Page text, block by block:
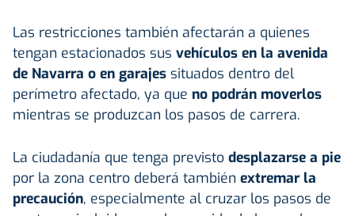
Las restricciones también afectarán a quienes
tengan estacionados sus vehículos en la avenida
de Navarra o en garajes situados dentro del
perímetro afectado, ya que no podrán moverlos
mientras se produzcan los pasos de carrera.
La ciudadanía que tenga previsto desplazarse a pie
por la zona centro deberá también extremar la
precaución, especialmente al cruzar los pasos de